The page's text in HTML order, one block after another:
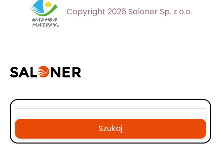
Copyright 2026 Saloner Sp. z o.o.
Szukaj